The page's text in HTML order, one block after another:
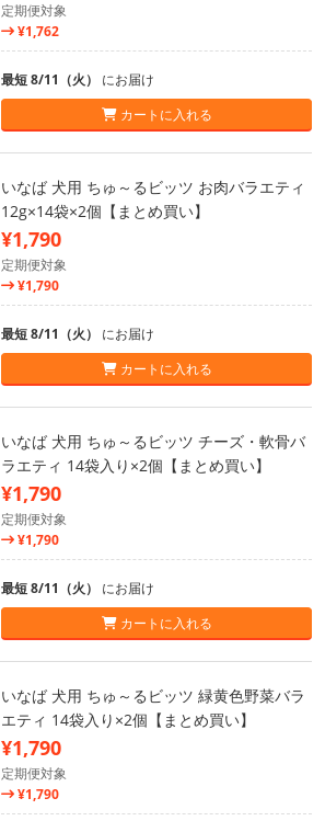
定期便対象
¥1,762
最短 8/11（火） にお届け
カートに入れる
いなば 犬用 ちゅ～るビッツ お肉バラエティ
12g×14袋×2個【まとめ買い】
¥1,790
定期便対象
¥1,790
最短 8/11（火） にお届け
カートに入れる
いなば 犬用 ちゅ～るビッツ チーズ・軟骨バ
ラエティ 14袋入り×2個【まとめ買い】
¥1,790
定期便対象
¥1,790
最短 8/11（火） にお届け
カートに入れる
いなば 犬用 ちゅ～るビッツ 緑黄色野菜バラ
エティ 14袋入り×2個【まとめ買い】
¥1,790
定期便対象
¥1,790